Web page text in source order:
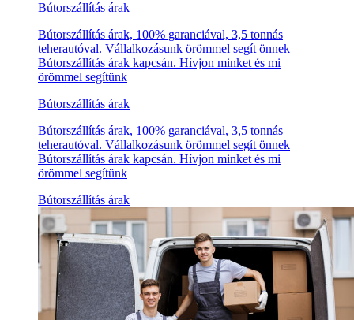
Bútorszállítás árak
Bútorszállítás árak, 100% garanciával, 3,5 tonnás
teherautóval. Vállalkozásunk örömmel segít önnek
Bútorszállítás árak kapcsán. Hívjon minket és mi
örömmel segítünk
Bútorszállítás árak
Bútorszállítás árak, 100% garanciával, 3,5 tonnás
teherautóval. Vállalkozásunk örömmel segít önnek
Bútorszállítás árak kapcsán. Hívjon minket és mi
örömmel segítünk
Bútorszállítás árak